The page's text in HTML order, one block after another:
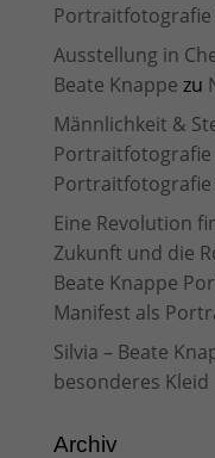
Portraitfotografie
Ausstellung in
Beate Knappe zu
Männlichkeit &
Portraitfotografie
Portraitfotografie
Eine Revolution
Zukunft und die
Beate Knappe
Manifest als
Silvia – Beate
besonderes Kleid
Archiv